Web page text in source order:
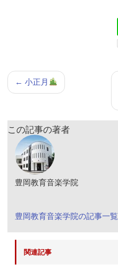
← 小正月
この記事の著者
豊岡教育音楽学院
豊岡教育音楽学院の記事一覧
関連記事